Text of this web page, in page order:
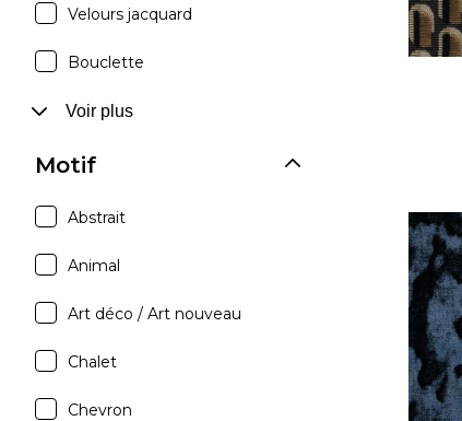
Velours jacquard
Bouclette
Voir plus
Motif
Abstrait
Animal
Art déco / Art nouveau
Chalet
Chevron